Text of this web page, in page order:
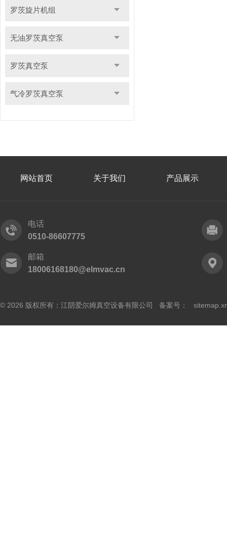
罗茨旋片机组
无油罗茨真空泵
罗茨真空泵
气冷罗茨真空泵
网站首页 关于我们 产品展示
电话
0510-86607775
邮箱
18006168180@elmvac.cn
© 2026 版权所有：江阴爱尔姆真空设备有限公司 备案号：